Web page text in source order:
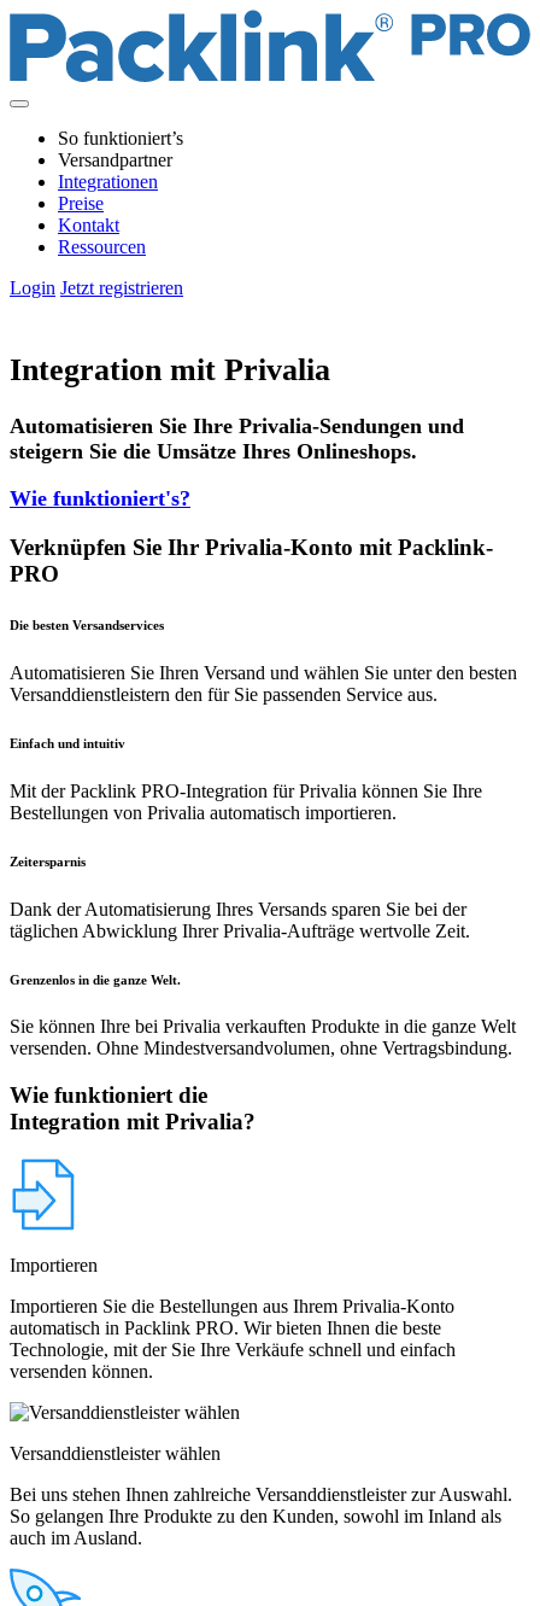
So funktioniert’s
Versandpartner
Integrationen
Preise
Kontakt
Ressourcen
Login Jetzt registrieren
Integration mit Privalia
Automatisieren Sie Ihre Privalia-Sendungen und
steigern Sie die Umsätze Ihres Onlineshops.
Wie funktioniert's?
Verknüpfen Sie Ihr Privalia-Konto mit Packlink-
PRO
Die besten Versandservices
Automatisieren Sie Ihren Versand und wählen Sie unter den besten
Versanddienstleistern den für Sie passenden Service aus.
Einfach und intuitiv
Mit der Packlink PRO-Integration für Privalia können Sie Ihre
Bestellungen von Privalia automatisch importieren.
Zeitersparnis
Dank der Automatisierung Ihres Versands sparen Sie bei der
täglichen Abwicklung Ihrer Privalia-Aufträge wertvolle Zeit.
Grenzenlos in die ganze Welt.
Sie können Ihre bei Privalia verkauften Produkte in die ganze Welt
versenden. Ohne Mindestversandvolumen, ohne Vertragsbindung.
Wie funktioniert die
Integration mit Privalia?
Importieren
Importieren Sie die Bestellungen aus Ihrem Privalia-Konto
automatisch in Packlink PRO. Wir bieten Ihnen die beste
Technologie, mit der Sie Ihre Verkäufe schnell und einfach
versenden können.
Versanddienstleister wählen
Bei uns stehen Ihnen zahlreiche Versanddienstleister zur Auswahl.
So gelangen Ihre Produkte zu den Kunden, sowohl im Inland als
auch im Ausland.